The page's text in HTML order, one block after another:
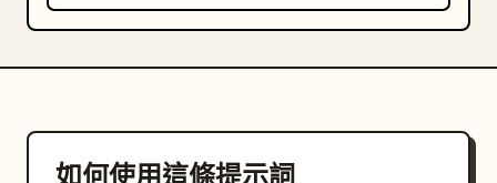
如何使用這條提示詞